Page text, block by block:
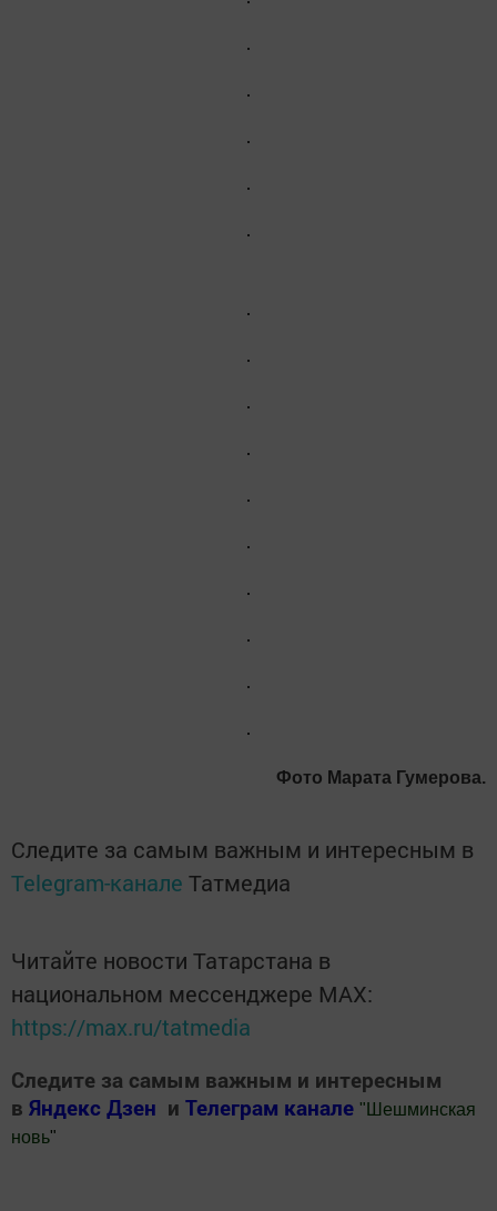
Фото Марата Гумерова.
Следите за самым важным и интересным в
Telegram-канале Татмедиа
Читайте новости Татарстана в
национальном мессенджере MАХ:
https://max.ru/tatmedia
Следите за самым важным и интересным
в Яндекс Дзен и Телеграм канале " Шешминская
новь"